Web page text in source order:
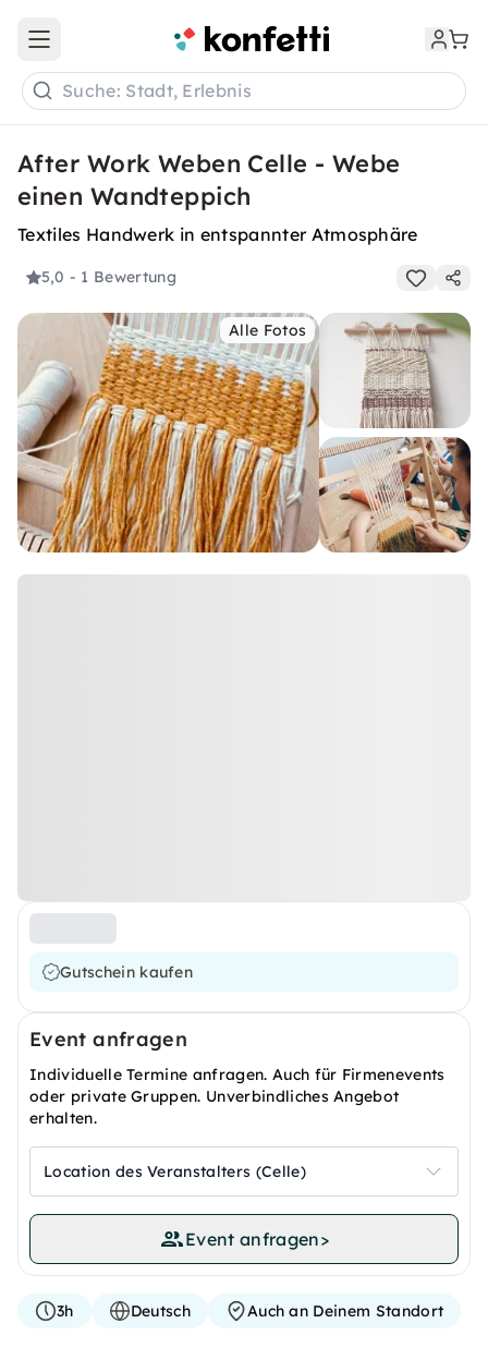
Open main menu
Suche: Stadt, Erlebnis
After Work Weben Celle - Webe
einen Wandteppich
Textiles Handwerk in entspannter Atmosphäre
5,0 - 1 Bewertung
Alle Fotos
Gutschein kaufen
Event anfragen
Individuelle Termine anfragen. Auch für Firmenevents
oder private Gruppen. Unverbindliches Angebot
erhalten.
Location des Veranstalters (Celle)
Event anfragen>
3h Deutsch Auch an Deinem Standort